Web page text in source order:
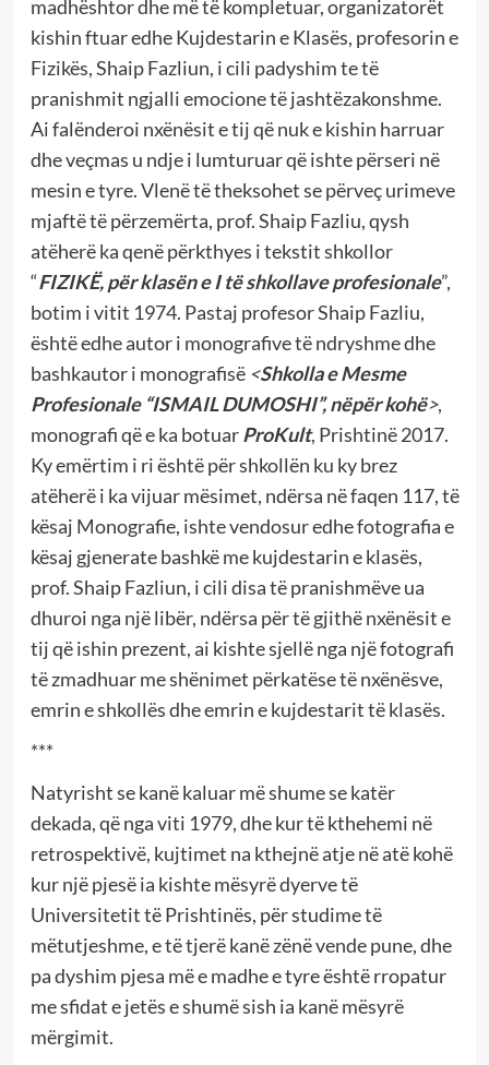
madhështor dhe më të kompletuar, organizatorët
kishin ftuar edhe Kujdestarin e Klasës, profesorin e
Fizikës, Shaip Fazliun, i cili padyshim te të
pranishmit ngjalli emocione të jashtëzakonshme.
Ai falënderoi nxënësit e tij që nuk e kishin harruar
dhe veçmas u ndje i lumturuar që ishte përseri në
mesin e tyre. Vlenë të theksohet se përveç urimeve
mjaftë të përzemërta, prof. Shaip Fazliu, qysh
atëherë ka qenë përkthyes i tekstit shkollor
“FIZIKË, për klasën e I të shkollave profesionale”,
botim i vitit 1974. Pastaj profesor Shaip Fazliu,
është edhe autor i monografive të ndryshme dhe
bashkautor i monografisë <Shkolla e Mesme
Profesionale “ISMAIL DUMOSHI”, nëpër kohë>,
monografi që e ka botuarProKult, Prishtinë 2017.
Ky emërtim i ri është për shkollën ku ky brez
atëherë i ka vijuar mësimet, ndërsa në faqen 117, të
kësaj Monografie, ishte vendosur edhe fotografia e
kësaj gjenerate bashkë me kujdestarin e klasës,
prof. Shaip Fazliun, i cili disa të pranishmëve ua
dhuroi nga një libër, ndërsa për të gjithë nxënësit e
tij që ishin prezent, ai kishte sjellë nga një fotografi
të zmadhuar me shënimet përkatëse të nxënësve,
emrin e shkollës dhe emrin e kujdestarit të klasës.
***
Natyrisht se kanë kaluar më shume se katër
dekada, që nga viti 1979, dhe kur të kthehemi në
retrospektivë, kujtimet na kthejnë atje në atë kohë
kur një pjesë ia kishte mësyrë dyerve të
Universitetit të Prishtinës, për studime të
mëtutjeshme, e të tjerë kanë zënë vende pune, dhe
pa dyshim pjesa më e madhe e tyre është rropatur
me sfidat e jetës e shumë sish ia kanë mësyrë
mërgimit.